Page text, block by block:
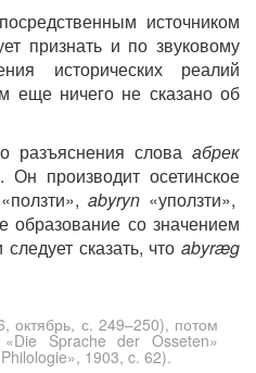
источником
признать и по звуковому
исторических реалий
еще ничего не сказано об
разъяснения слова абрек
. Он производит осетинское
«ползти», abyryn «уползти»,
образование со значением
сказать, что abyræg
с. 249–250), потом
Sprache der Osseten»
1903, c. 62).